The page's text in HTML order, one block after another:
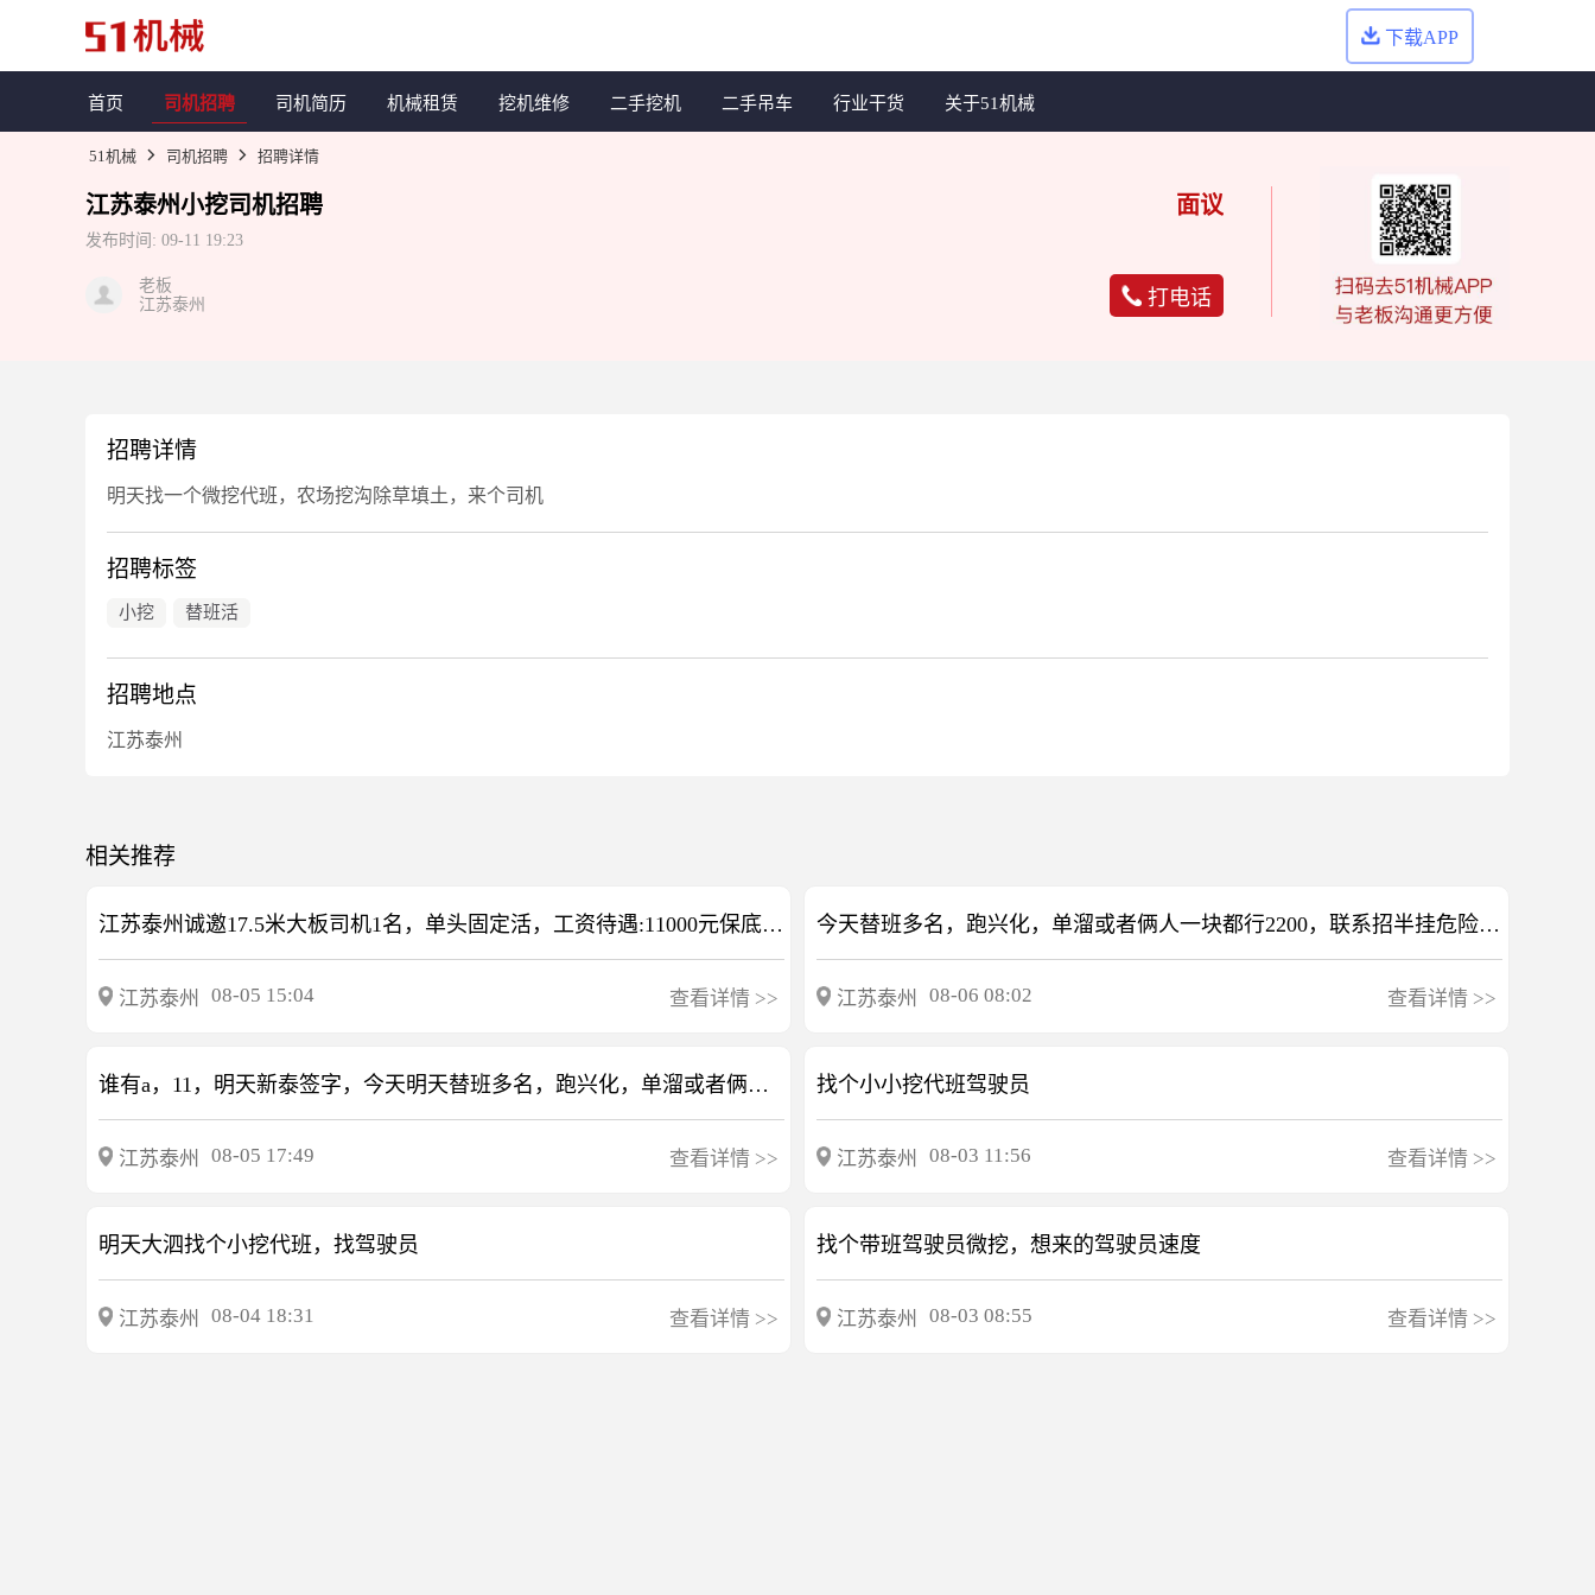
下载APP
首页 司机招聘 司机简历 机械租赁 挖机维修 二手挖机 二手吊车 行业干货 关于51机械
51机械 司机招聘 招聘详情
江苏泰州小挖司机招聘 面议
发布时间: 09-11 19:23
老板
江苏泰州
打电话
招聘详情
明天找一个微挖代班，农场挖沟除草填土，来个司机
招聘标签
小挖 替班活
招聘地点
江苏泰州
相关推荐
江苏泰州诚邀17.5米大板司机1名，单头固定活，工资待遇:11000元保底+1000元满勤，盖雨布加＋100元，有宿舍空调，无案底及黑户，另招1名开13.75X3X1米的，非诚勿扰
江苏泰州 08-05 15:04 查看详情 >>
今天替班多名，跑兴化，单溜或者俩人一块都行2200，联系招半挂危险品驾驶员及押运员替班各一名，跑滨州，一趟700，今天新泰上车，能干34天，长干半挂危险品司机及押运员各一，跑江苏安徽等地，押运员保底6000、月，司机保底13000、月，，夫妻驾也可以，新泰接车
江苏泰州 08-06 08:02 查看详情 >>
谁有a，11，明天新泰签字，今天明天替班多名，跑兴化，单溜或者俩人一块都行2200，联系招半挂危险品驾驶员及押运员各一名，跑滨州，一趟700，明天新泰上车，能干34天，长干半挂危险品司机及押运员各一，跑江苏安徽等地，押运员保底6000、月，司机保底13000、月，，夫妻驾也可以，新泰接车
江苏泰州 08-05 17:49 查看详情 >>
找个小小挖代班驾驶员
江苏泰州 08-03 11:56 查看详情 >>
明天大泗找个小挖代班，找驾驶员
江苏泰州 08-04 18:31 查看详情 >>
找个带班驾驶员微挖，想来的驾驶员速度
江苏泰州 08-03 08:55 查看详情 >>